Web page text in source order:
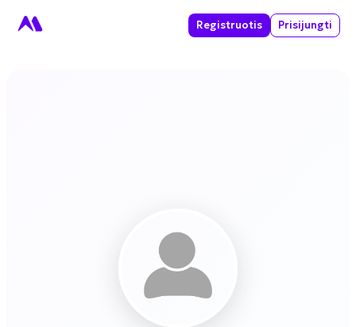
Registruotis Prisijungti